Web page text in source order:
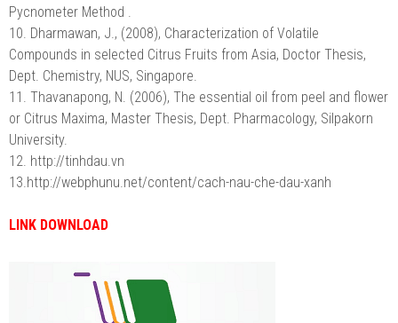
Pycnometer Method .
10. Dharmawan, J., (2008), Characterization of Volatile
Compounds in selected Citrus Fruits from Asia, Doctor Thesis,
Dept. Chemistry, NUS, Singapore.
11.
Thavanapong, N. (2006), The essential oil from peel and flower
or Citrus Maxima, Master Thesis, Dept. Pharmacology, Silpakorn
University.
12. http://tinhdau.vn
13.http://webphunu.net/content/cach-nau-che-dau-xanh
LINK DOWNLOAD